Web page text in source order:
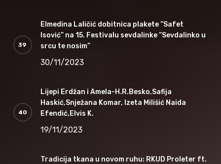
Elmedina Laličić dobitnica plakete “Safet
Isović” na 15. Festivalu sevdalinke “Sevdalinko u
srcu te nosim”
30/11/2023
Lijepi Erdžan i Amela-H.R.Besko,Safija
Haskić,Snježana Komar, Izeta Milišić Naida
Efendić,Elvis K.
19/11/2023
Tradicija tkana u novom ruhu: RKUD Proleter ft.